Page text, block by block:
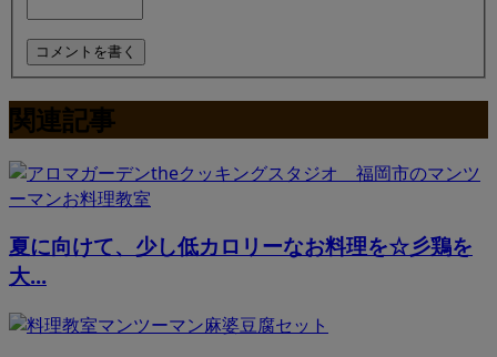
関連記事
夏に向けて、少し低カロリーなお料理を☆彡鶏を
大...